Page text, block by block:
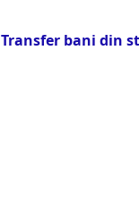
Transfer bani din